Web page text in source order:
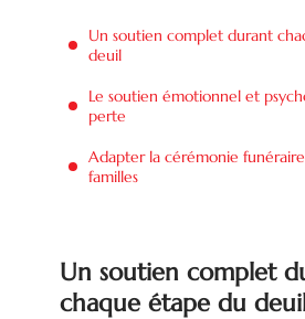
Un soutien complet durant
deuil
Le soutien émotionnel et
perte
Adapter la cérémonie
familles
Un soutien complet
chaque étape du